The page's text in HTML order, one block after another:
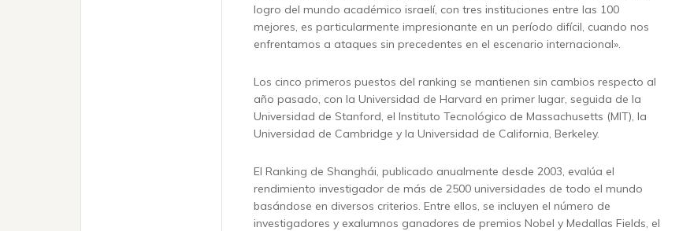
logro del mundo académico israelí, con tres instituciones entre las 100
mejores, es particularmente impresionante en un período difícil, cuando nos
enfrentamos a ataques sin precedentes en el escenario internacional».
Los cinco primeros puestos del ranking se mantienen sin cambios respecto al
año pasado, con la Universidad de Harvard en primer lugar, seguida de la
Universidad de Stanford, el Instituto Tecnológico de Massachusetts (MIT), la
Universidad de Cambridge y la Universidad de California, Berkeley.
El Ranking de Shanghái, publicado anualmente desde 2003, evalúa el
rendimiento investigador de más de 2500 universidades de todo el mundo
basándose en diversos criterios. Entre ellos, se incluyen el número de
investigadores y exalumnos ganadores de premios Nobel y Medallas Fields, el